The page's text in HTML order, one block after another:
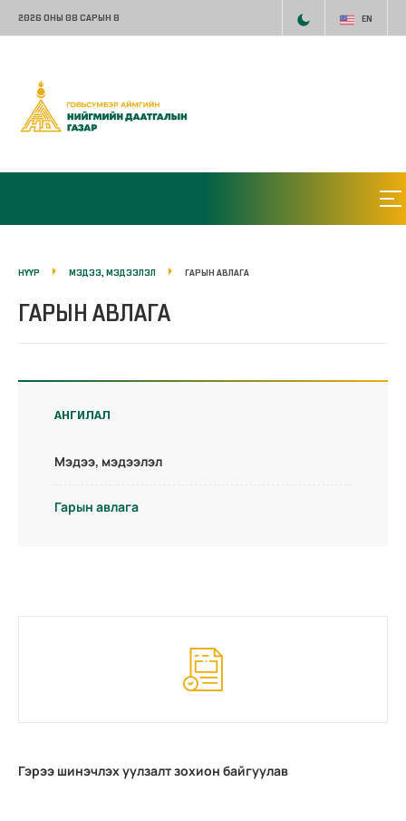
2026 ОНЫ 08 САРЫН 8 EN
НҮҮР МЭДЭЭ, МЭДЭЭЛЭЛ ГАРЫН АВЛАГА
ГАРЫН АВЛАГА
АНГИЛАЛ
Мэдээ, мэдээлэл
Гарын авлага
Гэрээ шинэчлэх уулзалт зохион байгуулав